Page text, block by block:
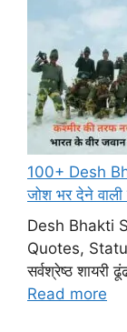
100+ Desh
जोश भर देने
Desh Bhakti
Quotes,
सर्वश्रेष्ठ शायरी
Read more